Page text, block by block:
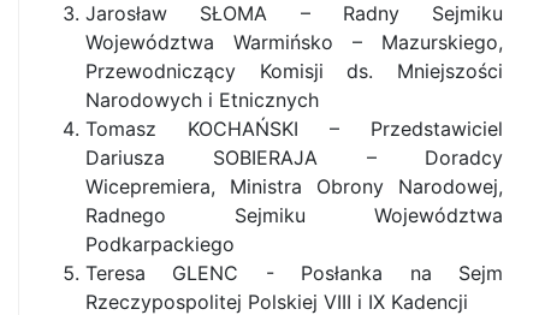
Jarosław SŁOMA – Radny Sejmiku
Województwa Warmińsko – Mazurskiego,
Przewodniczący Komisji ds. Mniejszości
Narodowych i Etnicznych
Tomasz KOCHAŃSKI – Przedstawiciel
Dariusza SOBIERAJA – Doradcy
Wicepremiera, Ministra Obrony Narodowej,
Radnego Sejmiku Województwa
Podkarpackiego
Teresa GLENC - Posłanka na Sejm
Rzeczypospolitej Polskiej VIII i IX Kadencji